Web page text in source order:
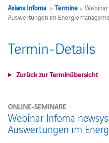
Axians Infoma> Termine> Webinar
Auswertungen im
Termin-Details
Zurück zur Terminübersicht
ONLINE-SEMINARE
Webinar Infoma
Auswertungen im